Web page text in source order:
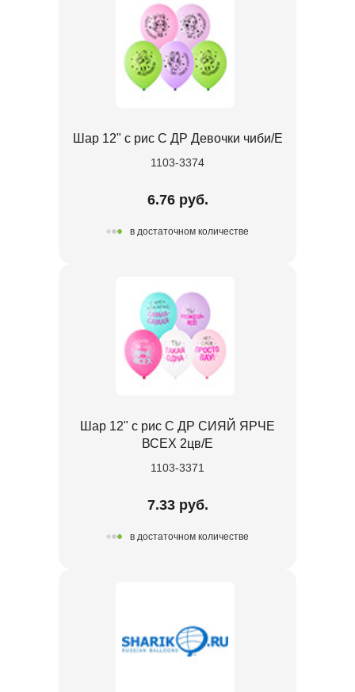
Шар 12" с рис С ДР Девочки чиби/E
1103-3374
6.76 руб.
в достаточном количестве
Шар 12" с рис С ДР СИЯЙ ЯРЧЕ
ВСЕХ 2цв/E
1103-3371
7.33 руб.
в достаточном количестве